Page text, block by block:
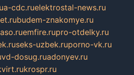
a-cdc.ruelektrostal-news.ru
budem-znakomye.ru
emfire.rupro-otdelky.ru
seks-uzbek.ruporno-vk.ru
vd-dosug.ruadonyev.ru
krospr.ru